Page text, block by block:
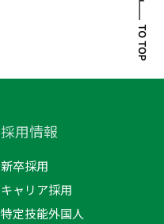
採用情報
新卒採用
キャリア採用
特定技能外国人